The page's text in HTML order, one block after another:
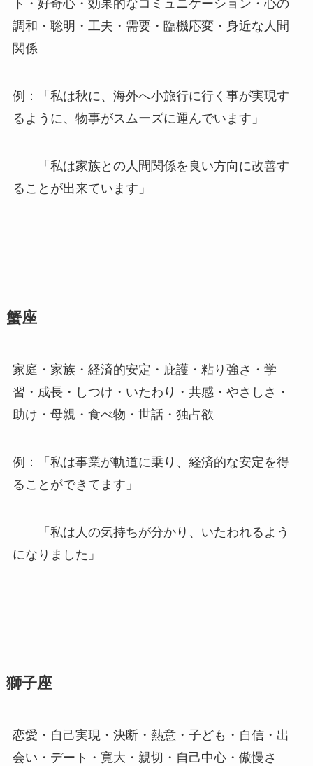
ト・好奇心・効果的なコミュニケーション・心の
調和・聡明・工夫・需要・臨機応変・身近な人間
関係
例：「私は秋に、海外へ小旅行に行く事が実現す
るように、物事がスムーズに運んでいます」
「私は家族との人間関係を良い方向に改善す
ることが出来ています」
蟹座
家庭・家族・経済的安定・庇護・粘り強さ・学
習・成長・しつけ・いたわり・共感・やさしさ・
助け・母親・食べ物・世話・独占欲
例：「私は事業が軌道に乗り、経済的な安定を得
ることができてます」
「私は人の気持ちが分かり、いたわれるよう
になりました」
獅子座
恋愛・自己実現・決断・熱意・子ども・自信・出
会い・デート・寛大・親切・自己中心・傲慢さ